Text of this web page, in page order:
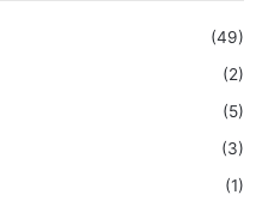
(49)
(2)
(5)
(3)
(1)